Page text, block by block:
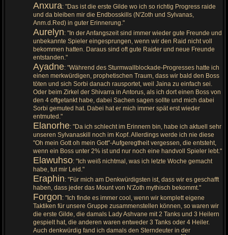
Anxura: "Das ist die erste Gilde wo ich so richtig Progress raide
und da bleiben mir die Endbosskills (N'Zoth und Sylvanas,
Anm.d.Red) in guter Erinnerung."
Aurelyn: "In der Anfangszeit sind immer wieder gute Freunde und
unbekannte Spieler eingesprungen, wenn wir den Raid nicht voll
bekommen hatten. Daraus sind oft gute Raider und neue Freunde
entstanden."
Ayadne: "Während des Sturmwallblockade-Progresses hatte ich
einen merkwürdigen, prophetischen Traum, dass wir bald den Boss
töten und sich Sorbi danach rausportet, weil Jaina zu einfach sei.
Oder beim Zirkel der Shivarra in Antorus, als ich dort einen Boss von
den 4 offgetankt habe, dabei Sachen sagen sollte und mich dabei
Sorbi gemuted hat. Dabei hat er mich immer spät erst wieder
entmuted."
Elanorhe: "Da ich schlecht im Erinnern bin, habe ich aktuell sehr
unseren Sylvanaskill noch im Kopf. Allerdings werde ich nie diese
"Oh mein Gott oh mein Gott"-Aufgeregtheit vergessen, die entsteht,
wenn ein Boss unter 2% ist und nur noch eine handvoll Spieler lebt."
Elawuhso: "Ich weiß nichtmal, was ich letzte Woche gemacht
habe, tut mir Leid."
Eraphin: "Für mich am Denkwürdigsten ist, dass wir es geschafft
haben, dass jeder das Mount von N'Zoth mythisch bekommt."
Forgon: "Ich finde es immer cool, wenn wir komplett eigene
Taktiken für unsere Gruppe zusammenstellen können, so waren wir
die erste Gilde, die damals Lady Ashvane mit 2 Tanks und 3 Heilern
gespielt hat, die anderen waren entweder 3 Tanks oder 4 Heiler.
Auch denkwürdig fand ich damals den Sterndeuter in der